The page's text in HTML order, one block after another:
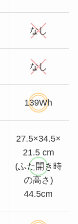
なし
なし
139Wh
27.5×34.5×
21.5 cm
(ふた開き時
の高さ)
44.5cm